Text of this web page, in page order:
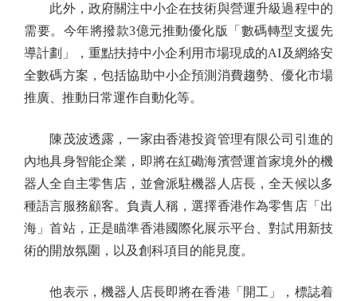
此外，政府關注中小企在技術與營運升級過程中的
需要。今年將撥款3億元推動優化版「數碼轉型支援先
導計劃」，重點扶持中小企利用市場現成的AI及網絡安
全數碼方案，包括協助中小企預測消費趨勢、優化市場
推廣、推動日常運作自動化等。
陳茂波透露，一家由香港投資管理有限公司引進的
內地具身智能企業，即將在紅磡海濱營運首家境外的機
器人全自主零售店，並會派駐機器人店長，全天候以多
種語言服務顧客。負責人稱，選擇香港作為零售店「出
海」首站，正是瞄準香港國際化展示平台、對試用新技
術的開放氛圍，以及創科項目的能見度。
他表示，機器人店長即將在香港「開工」，標誌着